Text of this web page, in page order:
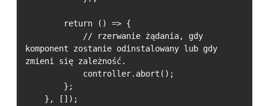
komponent zostanie odinstalowany lub gdy
zmieni się zależność.